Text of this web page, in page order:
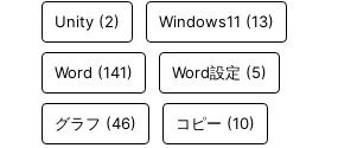
Unity (2) Windows11 (13)
Word (141) Word設定 (5)
グラフ (46) コピー (10)